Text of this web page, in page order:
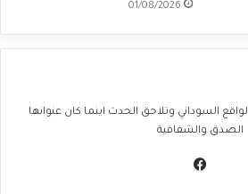
01/08/2026
السوداني وتلاحق الحدث اينما كان عنوانها
الصدق والشفافية